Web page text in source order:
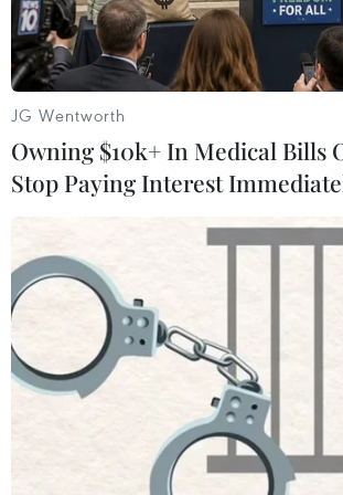
Trọng tài Turki Al Khudayr.
Ban tổ chức AFF Suzuki Cup 2018
trọng tài người Saudi Arabia,
bắt chính trận Việt Nam-
Đình ở lượt trận thứ 3 bảng A.
JG Wentworth
Owning $10k+ In Medical Bills
Stop Paying Interest